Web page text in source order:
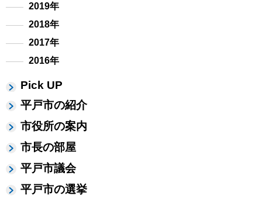
2019年
2018年
2017年
2016年
Pick UP
平戸市の紹介
市役所の案内
市長の部屋
平戸市議会
平戸市の選挙